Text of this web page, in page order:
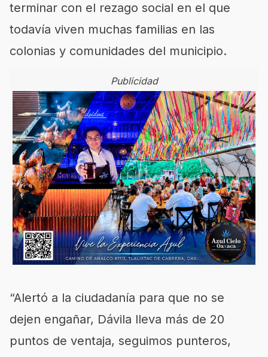
terminar con el rezago social en el que
todavía viven muchas familias en las
colonias y comunidades del municipio.
Publicidad
“Alertó a la ciudadanía para que no se
dejen engañar, Dávila lleva más de 20
puntos de ventaja, seguimos punteros,